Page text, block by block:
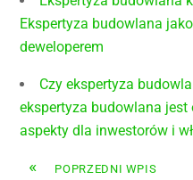
Ekspertyza budowlana
deweloperem
Czy ekspertyza
ekspertyza budowlana
aspekty dla inwestorów i
« POPRZEDNI WPIS